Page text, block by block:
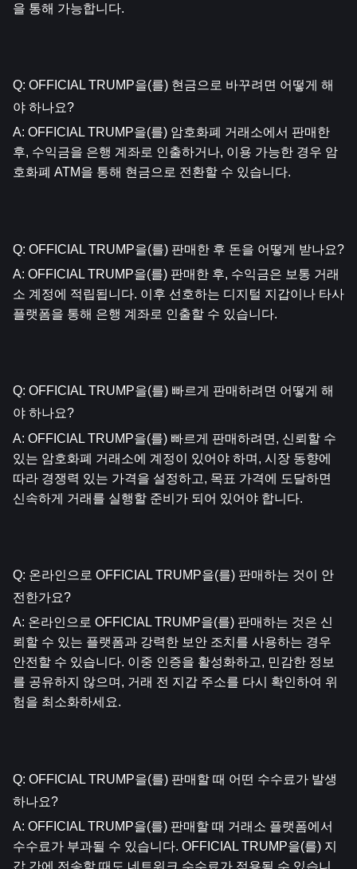
을 통해 가능합니다.
Q: OFFICIAL TRUMP을(를) 현금으로 바꾸려면 어떻게 해
야 하나요?
A: OFFICIAL TRUMP을(를) 암호화폐 거래소에서 판매한
후, 수익금을 은행 계좌로 인출하거나, 이용 가능한 경우 암
호화폐 ATM을 통해 현금으로 전환할 수 있습니다.
Q: OFFICIAL TRUMP을(를) 판매한 후 돈을 어떻게 받나요?
A: OFFICIAL TRUMP을(를) 판매한 후, 수익금은 보통 거래
소 계정에 적립됩니다. 이후 선호하는 디지털 지갑이나 타사
플랫폼을 통해 은행 계좌로 인출할 수 있습니다.
Q: OFFICIAL TRUMP을(를) 빠르게 판매하려면 어떻게 해
야 하나요?
A: OFFICIAL TRUMP을(를) 빠르게 판매하려면, 신뢰할 수
있는 암호화폐 거래소에 계정이 있어야 하며, 시장 동향에
따라 경쟁력 있는 가격을 설정하고, 목표 가격에 도달하면
신속하게 거래를 실행할 준비가 되어 있어야 합니다.
Q: 온라인으로 OFFICIAL TRUMP을(를) 판매하는 것이 안
전한가요?
A: 온라인으로 OFFICIAL TRUMP을(를) 판매하는 것은 신
뢰할 수 있는 플랫폼과 강력한 보안 조치를 사용하는 경우
안전할 수 있습니다. 이중 인증을 활성화하고, 민감한 정보
를 공유하지 않으며, 거래 전 지갑 주소를 다시 확인하여 위
험을 최소화하세요.
Q: OFFICIAL TRUMP을(를) 판매할 때 어떤 수수료가 발생
하나요?
A: OFFICIAL TRUMP을(를) 판매할 때 거래소 플랫폼에서
수수료가 부과될 수 있습니다. OFFICIAL TRUMP을(를) 지
갑 간에 전송할 때도 네트워크 수수료가 적용될 수 있습니